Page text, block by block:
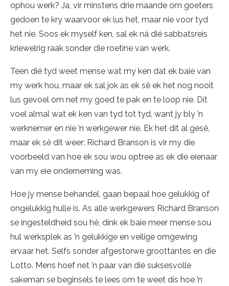
ophou werk? Ja, vir minstens drie maande om goeters
gedoen te kry waarvoor ek lus het, maar nie voor tyd
het nie. Soos ek myself ken, sal ek ná dié sabbatsreis
kriewelrig raak sonder die roetine van werk.
Teen dié tyd weet mense wat my ken dat ek baie van
my werk hou, maar ek sal jok as ek sê ek het nog nooit
lus gevoel om net my goed te pak en te loop nie. Dít
voel almal wat ek ken van tyd tot tyd, want jy bly ’n
werknemer en nie ’n werkgewer nie. Ek het dit al gesê,
maar ek sê dit weer: Richard Branson is vir my die
voorbeeld van hoe ek sou wou optree as ek die eienaar
van my eie onderneming was.
Hoe jy mense behandel, gaan bepaal hoe gelukkig of
ongelukkig hulle is. As alle werkgewers Richard Branson
se ingesteldheid sou hê, dink ek baie meer mense sou
hul werksplek as ’n gelukkige en veilige omgewing
ervaar het. Selfs sonder afgestorwe groottantes en die
Lotto. Mens hoef net ’n paar van dié suksesvolle
sakeman se beginsels te lees om te weet dís hoe ’n